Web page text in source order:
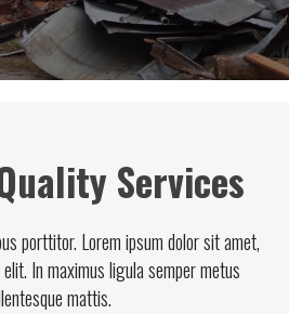
Services
porttitor. Lorem ipsum dolor sit amet,
In maximus ligula semper metus
mattis.